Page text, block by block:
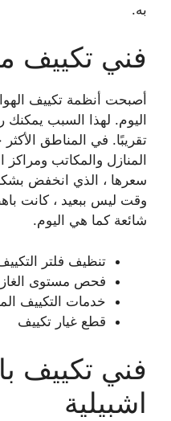
به.
فني تكييف
أصبحت أنظمة تكييف
اليوم. لهذا السبب
تقريبًا. في المناطق
المنازل والمكاتب
سعرها ، الذي انخفض
وقت ليس ببعيد ، كانت
شائعة كما هي اليوم.
تنظيف فلتر
فحص مستوى الغاز
خدمات التكييف
قطع غيار تكييف
فني تكييف
اشبيلية